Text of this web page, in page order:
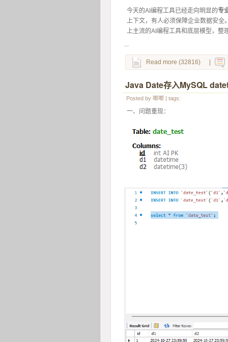
今天的AI编程工具已经走向明显的专
上下文，有人必须保障企业数据安全
上主流的AI编程工具和底层模型，整
...
Read more (32816)
Java Date存入MySQL
Posted by 唧唧 | tags:
一、问题重现：